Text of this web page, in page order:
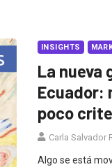
INSIGHTS
La nueva
Ecuador:
poco
Carla Salvador
Algo se está